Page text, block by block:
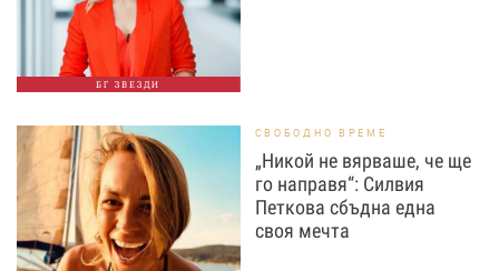
БГ ЗВЕЗДИ
СВОБОДНО ВРЕМЕ
„Никой не вярваше, че ще
го направя“: Силвия
Петкова сбъдна една
своя мечта